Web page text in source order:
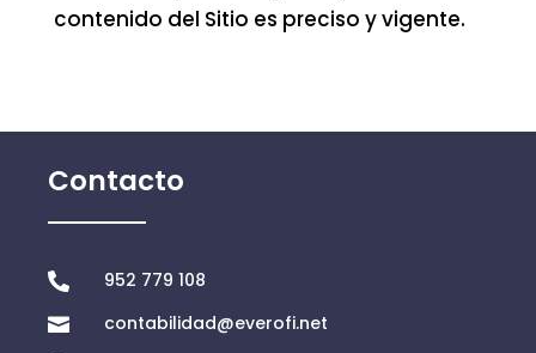
contenido del Sitio es preciso y vigente.
Contacto
 952 779 108
 contabilidad@everofi.net